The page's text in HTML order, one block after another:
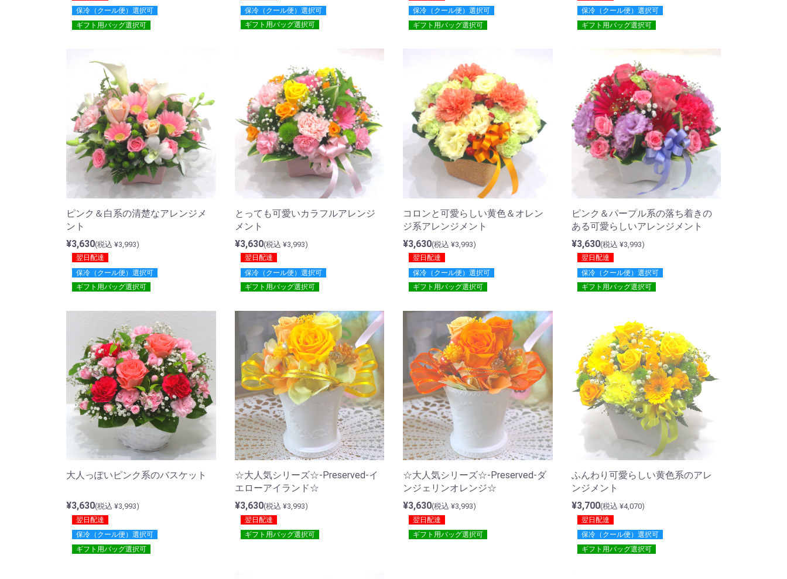
保冷（クール便）選択可
ギフト用バッグ選択可
保冷（クール便）選択可
ギフト用バッグ選択可
保冷（クール便）選択可
ギフト用バッグ選択可
保冷（クール便）選択可
ギフト用バッグ選択可
ピンク＆白系の清楚なアレンジメ
ント
¥3,630(税込 ¥3,993)
翌日配達
保冷（クール便）選択可
ギフト用バッグ選択可
とっても可愛いカラフルアレンジ
メント
¥3,630(税込 ¥3,993)
翌日配達
保冷（クール便）選択可
ギフト用バッグ選択可
コロンと可愛らしい黄色＆オレン
ジ系アレンジメント
¥3,630(税込 ¥3,993)
翌日配達
保冷（クール便）選択可
ギフト用バッグ選択可
ピンク＆パープル系の落ち着きの
ある可愛らしいアレンジメント
¥3,630(税込 ¥3,993)
翌日配達
保冷（クール便）選択可
ギフト用バッグ選択可
大人っぽいピンク系のバスケット
¥3,630(税込 ¥3,993)
翌日配達
保冷（クール便）選択可
ギフト用バッグ選択可
☆大人気シリーズ☆-Preserved-イ
エローアイランド☆
¥3,630(税込 ¥3,993)
翌日配達
ギフト用バッグ選択可
☆大人気シリーズ☆-Preserved-ダ
ンジェリンオレンジ☆
¥3,630(税込 ¥3,993)
翌日配達
ギフト用バッグ選択可
ふんわり可愛らしい黄色系のアレ
ンジメント
¥3,700(税込 ¥4,070)
翌日配達
保冷（クール便）選択可
ギフト用バッグ選択可